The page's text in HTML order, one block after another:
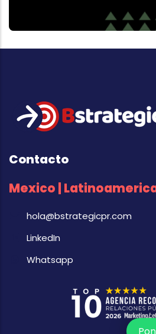
Contacto
Mexico |
hola@bstrategicpr.com
LinkedIn
Whatsapp